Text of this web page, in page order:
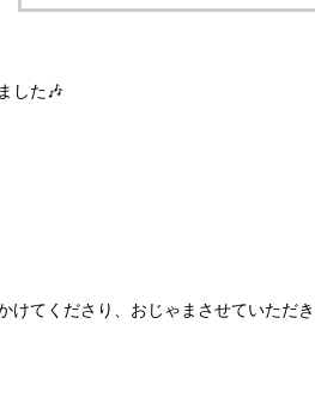
した🎶
けてくださり、おじゃまさせていただ